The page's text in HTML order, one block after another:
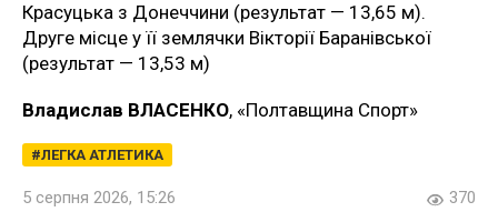
Красуцька з Донеччини (результат — 13,65 м).
Друге місце у її землячки Вікторії Баранівської
(результат — 13,53 м)
Владислав ВЛАСЕНКО, «Полтавщина Спорт»
ЛЕГКА АТЛЕТИКА
5 серпня 2026, 15:26 370